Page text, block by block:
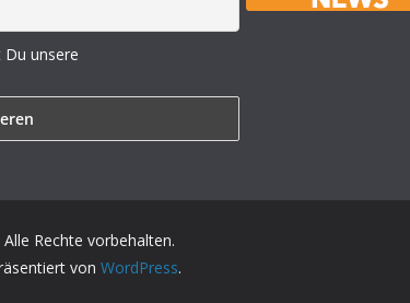
unsere
Alle Rechte vorbehalten.
von WordPress.